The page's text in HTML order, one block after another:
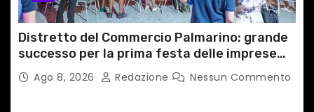
Distretto del Commercio Palmarino: grande
successo per la prima festa delle imprese
del territorio
Ago 8, 2026 Redazione Nessun Commento